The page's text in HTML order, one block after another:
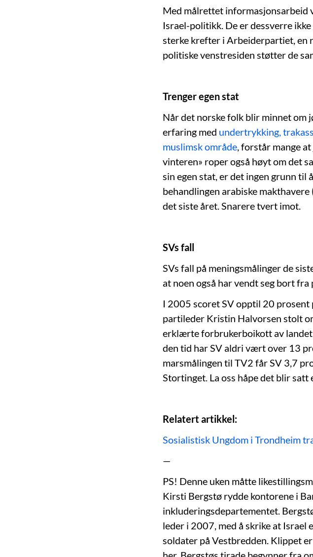
Med målrettet informasjonsarbeid
Israel-politikk. De er dessverre ikke
sterke krefter i Arbeiderpartiet, en
politiske venstresiden støtter de
Trenger egen stat
Når det norske folk blir minnet om
erfaring med undertrykking,
muslimsk område , forstår mange
vinteren» roper også høyt om det
sin egen stat, er det ingen grunn til
behandlingen arabiske
det siste året. Snarere tvert imot.
SVs fall
SVs fall på meningsmålinger de
at noen også har vendt seg bort
I 2005 scoret SV opptil 20
partileder Kristin Halvorsen stolt
erklærte forbrukerboikott av landet
den tid har SV aldri vært over 13
marsmålingen til TV2 får SV 3,7
Stortinget. La oss håpe det blir
Relatert artikkel:
Sosialistisk Ungdom i Trondheim
—
PS! Denne uken måtte
Kirsti Bergstø rydde kontorene i
inkluderingsdepartementet.
leder i 2007, med å skrike at Israel
soldater på Vestbredden. Klippet